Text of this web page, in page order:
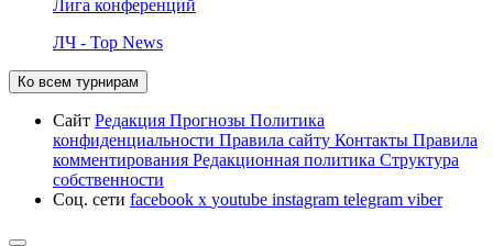
Лига конференций
ЛЧ - Top News
Ко всем турнирам
Сайт Редакция Прогнозы Политика
конфиденциальности Правила сайту Контакты Правила
комментирования Редакционная политика Структура
собственности
Соц. сети facebook x youtube instagram telegram viber